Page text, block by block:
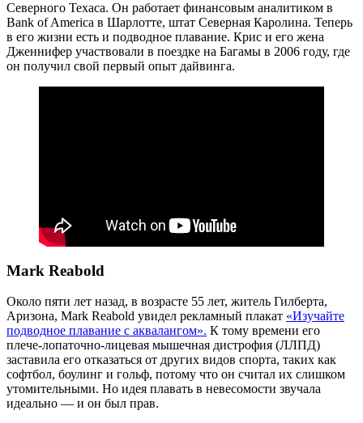
Северного Техаса. Он работает финансовым аналитиком в
Bank of America в Шарлотте, штат Северная Каролина. Теперь
в его жизни есть и подводное плавание. Крис и его жена
Дженнифер участвовали в поездке на Багамы в 2006 году, где
он получил свой первый опыт дайвинга.
Mark Reabold
Около пяти лет назад, в возрасте 55 лет, житель Гилберта,
Аризона, Mark Reabold увидел рекламный плакат «Изучайте
подводное плавание с аквалангом». К тому времени его
плече-лопаточно-лицевая мышечная дистрофия (ЛЛПД)
заставила его отказаться от других видов спорта, таких как
софтбол, боулинг и гольф, потому что он считал их слишком
утомительными. Но идея плавать в невесомости звучала
идеально — и он был прав.